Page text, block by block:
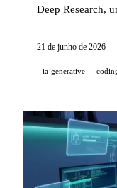
Deep Research,
torna-se o
barato) e lança
21 de junho de 2026
ia-generative